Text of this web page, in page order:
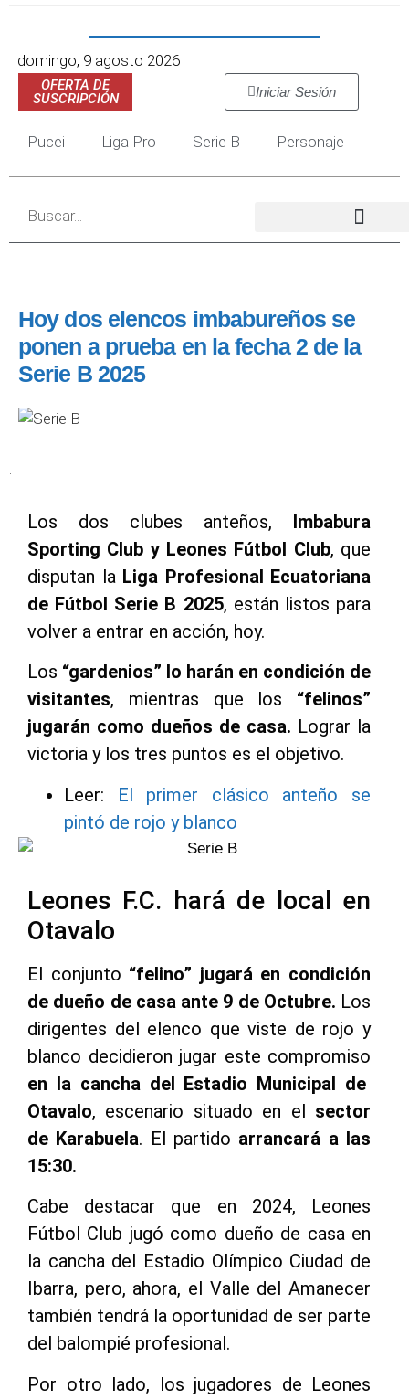
domingo, 9 agosto 2026
OFERTA DE
SUSCRIPCIÓN
Iniciar Sesión
Pucei Liga Pro Serie B Personaje
Hoy dos elencos imbabureños se
ponen a prueba en la fecha 2 de la
Serie B 2025
.
Los dos clubes anteños, Imbabura
Sporting Club y Leones Fútbol Club, que
disputan la Liga Profesional Ecuatoriana
de Fútbol Serie B 2025, están listos para
volver a entrar en acción, hoy.
Los “gardenios” lo harán en condición de
visitantes, mientras que los “felinos”
jugarán como dueños de casa. Lograr la
victoria y los tres puntos es el objetivo.
Leer: El primer clásico anteño se
pintó de rojo y blanco
Leones F.C. hará de local en
Otavalo
El conjunto “felino” jugará en condición
de dueño de casa ante 9 de Octubre. Los
dirigentes del elenco que viste de rojo y
blanco decidieron jugar este compromiso
en la cancha del Estadio Municipal de
Otavalo, escenario situado en el sector
de Karabuela. El partido arrancará a las
15:30.
Cabe destacar que en 2024, Leones
Fútbol Club jugó como dueño de casa en
la cancha del Estadio Olímpico Ciudad de
Ibarra, pero, ahora, el Valle del Amanecer
también tendrá la oportunidad de ser parte
del balompié profesional.
Por otro lado, los jugadores de Leones